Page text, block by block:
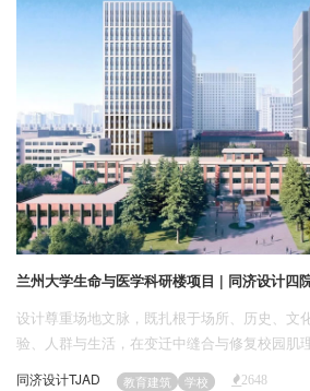
兰州大学生命与医学科研楼项目 | 同济设计四
设计尊重场地文脉，既扎根于场所、历史、文
验、人群与生活，在变迁中缝合与修复校园肌
同济设计TJAD 教育建筑 学校 2648